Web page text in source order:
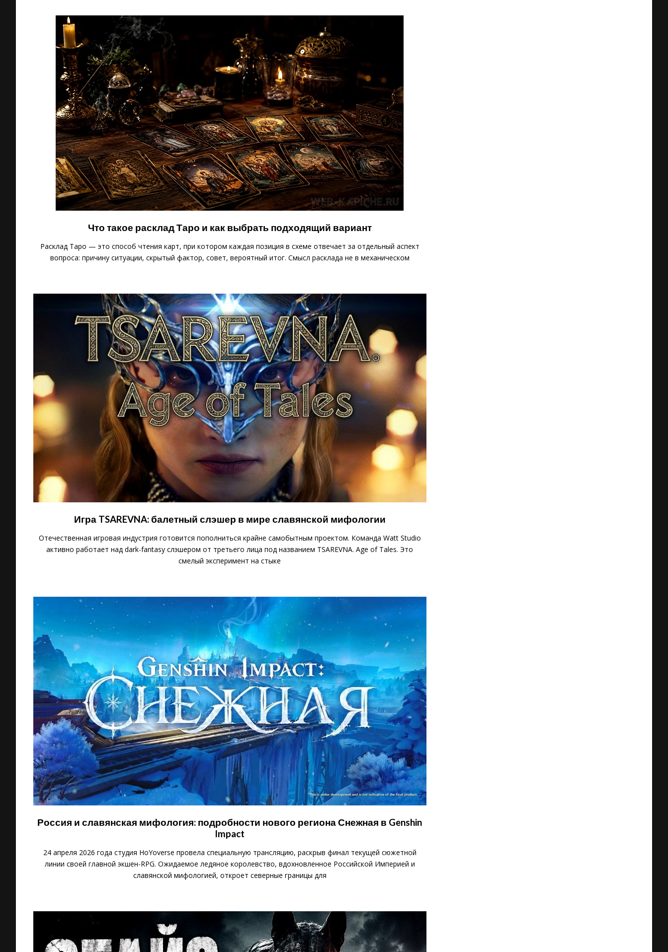
Что такое расклад Таро и как выбрать подходящий вариант
Расклад Таро — это способ чтения карт, при котором каждая позиция в схеме отвечает за отдельный аспект
вопроса: причину ситуации, скрытый фактор, совет, вероятный итог. Смысл расклада не в механическом
Игра TSAREVNA: балетный слэшер в мире славянской мифологии
Отечественная игровая индустрия готовится пополниться крайне самобытным проектом. Команда Watt Studio
активно работает над dark-fantasy слэшером от третьего лица под названием TSAREVNA. Age of Tales. Это
смелый эксперимент на стыке
Россия и славянская мифология: подробности нового региона Снежная в Genshin
Impact
24 апреля 2026 года студия HoYoverse провела специальную трансляцию, раскрыв финал текущей сюжетной
линии своей главной экшен-RPG. Ожидаемое ледяное королевство, вдохновленное Российской Империей и
славянской мифологией, откроет северные границы для